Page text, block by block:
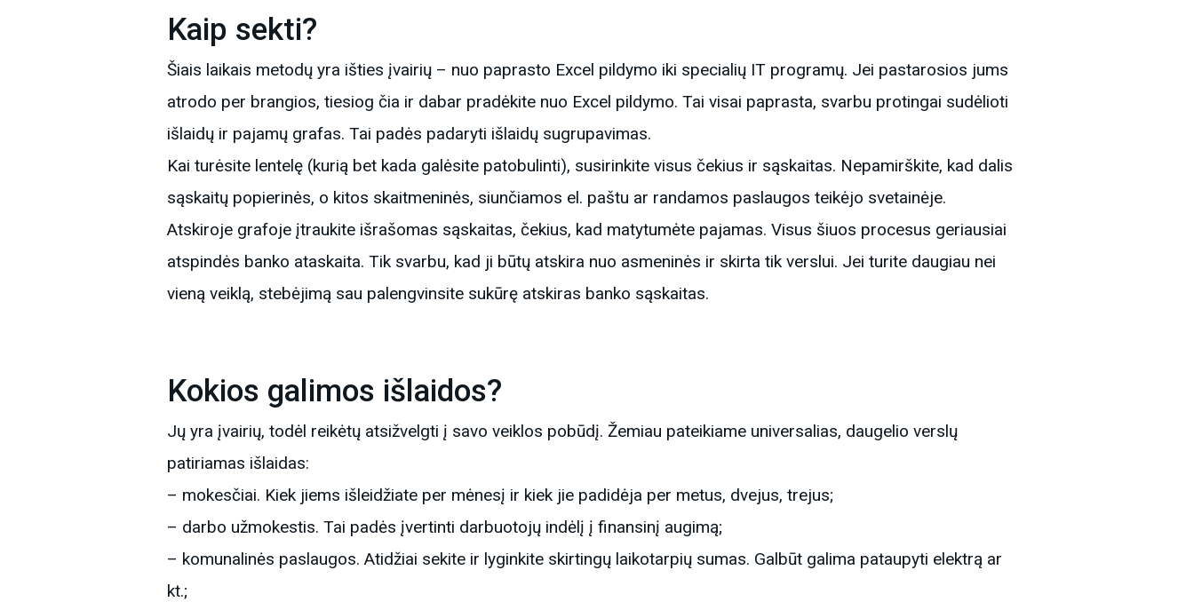
Kaip sekti?
Šiais laikais metodų yra išties įvairių – nuo paprasto Excel pildymo iki specialių IT programų. Jei pastarosios jums
atrodo per brangios, tiesiog čia ir dabar pradėkite nuo Excel pildymo. Tai visai paprasta, svarbu protingai sudėlioti
išlaidų ir pajamų grafas. Tai padės padaryti išlaidų sugrupavimas.
Kai turėsite lentelę (kurią bet kada galėsite patobulinti), susirinkite visus čekius ir sąskaitas. Nepamirškite, kad dalis
sąskaitų popierinės, o kitos skaitmeninės, siunčiamos el. paštu ar randamos paslaugos teikėjo svetainėje.
Atskiroje grafoje įtraukite išrašomas sąskaitas, čekius, kad matytumėte pajamas. Visus šiuos procesus geriausiai
atspindės banko ataskaita. Tik svarbu, kad ji būtų atskira nuo asmeninės ir skirta tik verslui. Jei turite daugiau nei
vieną veiklą, stebėjimą sau palengvinsite sukūrę atskiras banko sąskaitas.
Kokios galimos išlaidos?
Jų yra įvairių, todėl reikėtų atsižvelgti į savo veiklos pobūdį. Žemiau pateikiame universalias, daugelio verslų
patiriamas išlaidas:
– mokesčiai. Kiek jiems išleidžiate per mėnesį ir kiek jie padidėja per metus, dvejus, trejus;
– darbo užmokestis. Tai padės įvertinti darbuotojų indėlį į finansinį augimą;
– komunalinės paslaugos. Atidžiai sekite ir lyginkite skirtingų laikotarpių sumas. Galbūt galima pataupyti elektrą ar
kt.;